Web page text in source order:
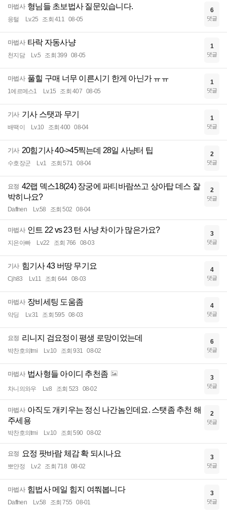
마법사 형님들 초보법사 질문있습니다.
응털 Lv.25 조회 411 08-05
6
댓글
마법사 타락 자동사냥
천지담 Lv.5 조회 399 08-05
1
댓글
마법사 풀힐 구매 너무 이른시기 한게 아닌가 ㅠㅠ
1에르메스1 Lv.15 조회 407 08-05
1
댓글
기사 기사 스탯과 무기
배땍이 Lv.10 조회 400 08-04
1
댓글
기사 20힘기사 40->45찍는데 28일 사냥터 팁
수호장군 Lv.1 조회 571 08-04
2
댓글
요정 42랩 덱스18(24) 장궁에 파티바람쓰고 상아탑 데스 잘
박히나요?
Daffnen Lv.58 조회 502 08-04
2
댓글
마법사 인트 22 vs 23 턴 사냥 차이가 많은가요?
지은아빠 Lv.22 조회 766 08-03
3
댓글
기사 힘기사 43 버땅 무기요
Cjh83 Lv.11 조회 644 08-03
4
댓글
마법사 장비세팅 도움좀
악딩 Lv.31 조회 595 08-03
4
댓글
요정 리니지 검요정이 평생 로망이었는데
박찬호의tmi Lv.10 조회 931 08-02
6
댓글
마법사 법사형들 아이디 추천좀
차니의와우 Lv.8 조회 523 08-02
3
댓글
마법사 아직도 개키우는 정신 나간놈인데요. 스탯좀 추천 해
주세용
박찬호의tmi Lv.10 조회 590 08-02
2
댓글
요정 요정 팟바람 체감 확 되시나요
뽀얀정 Lv.2 조회 718 08-02
3
댓글
마법사 힘법사 메일 힘지 여쭤봅니다
Daffnen Lv.58 조회 755 08-01
3
댓글